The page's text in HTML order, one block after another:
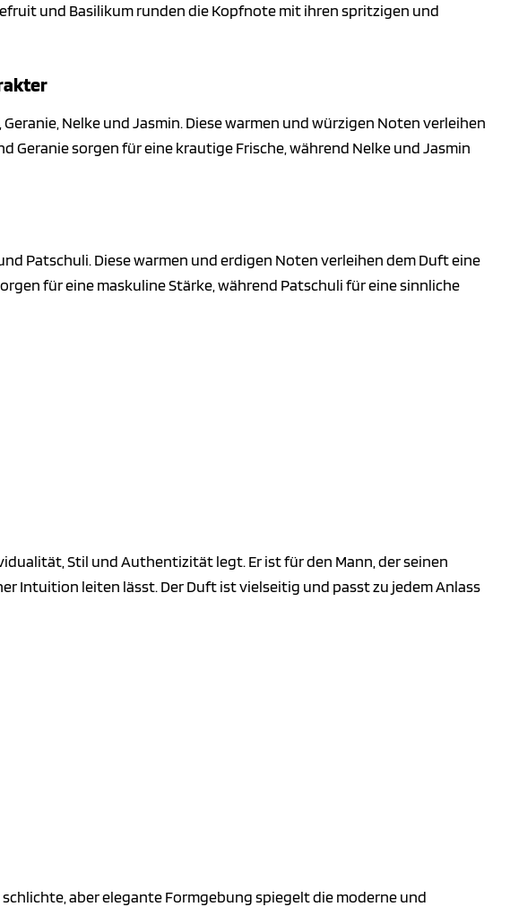
und Basilikum runden die Kopfnote mit ihren spritzigen und
Nelke und Jasmin. Diese warmen und würzigen Noten verleihen
Geranie sorgen für eine krautige Frische, während Nelke und Jasmin
Patschuli. Diese warmen und erdigen Noten verleihen dem Duft eine
für eine maskuline Stärke, während Patschuli für eine sinnliche
Stil und Authentizität legt. Er ist für den Mann, der seinen
Intuition leiten lässt. Der Duft ist vielseitig und passt zu jedem Anlass
aber elegante Formgebung spiegelt die moderne und